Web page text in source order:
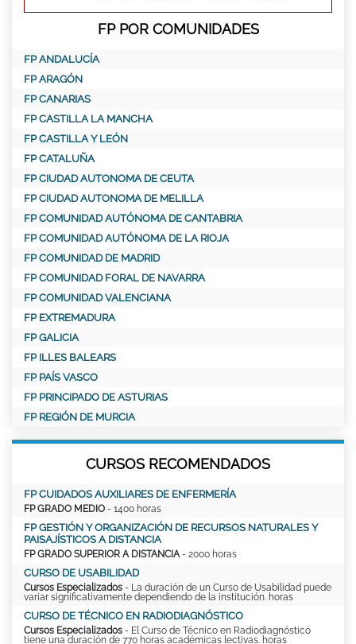
FP POR COMUNIDADES
FP ANDALUCÍA
FP ARAGÓN
FP CANARIAS
FP CASTILLA LA MANCHA
FP CASTILLA Y LEÓN
FP CATALUÑA
FP CIUDAD AUTONOMA DE CEUTA
FP CIUDAD AUTONOMA DE MELILLA
FP COMUNIDAD AUTÓNOMA DE CANTABRIA
FP COMUNIDAD AUTÓNOMA DE LA RIOJA
FP COMUNIDAD DE MADRID
FP COMUNIDAD FORAL DE NAVARRA
FP COMUNIDAD VALENCIANA
FP EXTREMADURA
FP GALICIA
FP ILLES BALEARS
FP PAÍS VASCO
FP PRINCIPADO DE ASTURIAS
FP REGIÓN DE MURCIA
CURSOS RECOMENDADOS
FP CUIDADOS AUXILIARES DE ENFERMERÍA
FP GRADO MEDIO - 1400 horas
FP GESTIÓN Y ORGANIZACIÓN DE RECURSOS NATURALES Y
PAISAJÍSTICOS A DISTANCIA
FP GRADO SUPERIOR A DISTANCIA - 2000 horas
CURSO DE USABILIDAD
Cursos Especializados - La duración de un Curso de Usabilidad puede
variar significativamente dependiendo de la institución. horas
CURSO DE TÉCNICO EN RADIODIAGNÓSTICO
Cursos Especializados - El Curso de Técnico en Radiodiagnóstico
tiene una duración de 770 horas académicas lectivas. horas